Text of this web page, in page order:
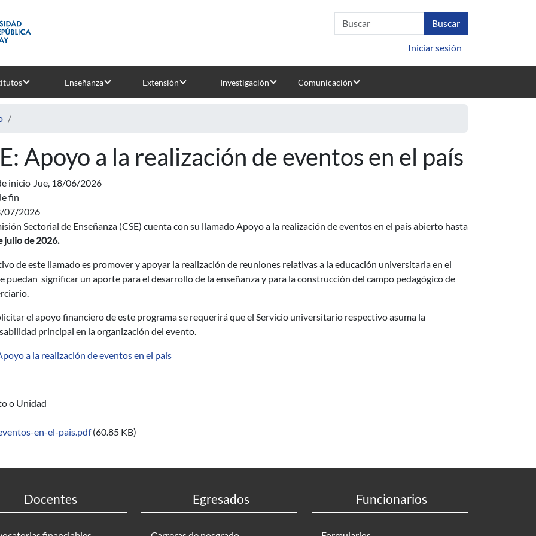
Iniciar sesión
Enseñanza Extensión Investigación Comunicación
Apoyo a la realización de eventos en el país
inicio Jue, 18/06/2026
fin
07/2026
Sectorial de Enseñanza (CSE) cuenta con su llamado Apoyo a la realización de eventos en el país abierto hasta
julio de 2026.
de este llamado es promover y apoyar la realización de reuniones relativas a la educación universitaria en el
puedan significar un aporte para el desarrollo de la enseñanza y para la construcción del campo pedagógico de
el apoyo financiero de este programa se requerirá que el Servicio universitario respectivo asuma la
principal en la organización del evento.
a la realización de eventos en el país
o Unidad
en-el-pais.pdf (60.85 KB)
Docentes Egresados Funcionarios